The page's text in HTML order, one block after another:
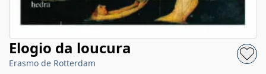
Elogio da loucura
Erasmo de Rotterdam